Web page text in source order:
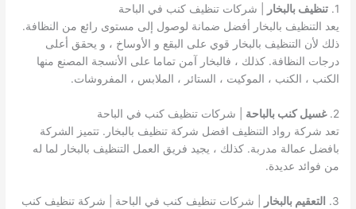
1. تنظيف بالبخار
| شركات تنظيف كنب في الباحة
يعد التنظيف بالبخار أفضل ضمانة لوصول إلى مستوى رائع من النظافة.
ذلك لأن التنظيف بالبخار قوي على البقع و الأوساخ ، و يحقق أعلى
درجات النظافة. كذلك ، فالبخار آمن تماما على الأنسجة المصنع منها
الكنب ، الكنب ، الموكيت ، الستائر ، الملابس ، المفروشات.
2. غسيل كنب بالباحة | شركات تنظيف كنب في الباحة
تعد شركة رواد التنظيف افضل شركة تنظيف بالبخار. تتميز الشركة
بافضل عمالة مدربة. كذلك ، يجيد فريق العمل التنظيف بالبخار لما له
من فوائد عديدة.
3. التعقيم بالبخار
| شركات تنظيف كنب في الباحة | شركة تنظيف كنب